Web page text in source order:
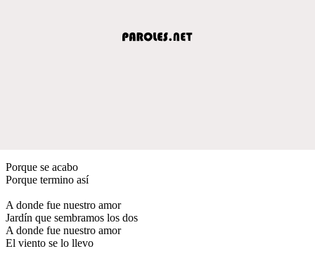
Porque se acabo
Porque termino así
A donde fue nuestro amor
Jardín que sembramos los dos
A donde fue nuestro amor
El viento se lo llevo